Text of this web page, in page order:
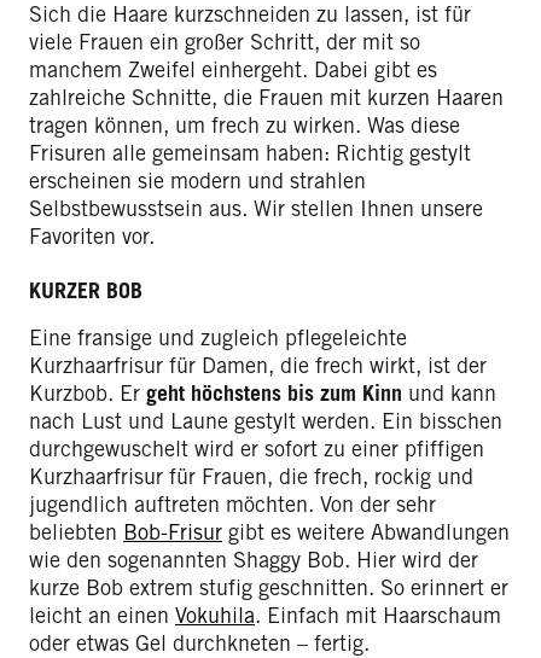
Sich die Haare kurzschneiden zu lassen, ist für
viele Frauen ein großer Schritt, der mit so
manchem Zweifel einhergeht. Dabei gibt es
zahlreiche Schnitte, die Frauen mit kurzen Haaren
tragen können, um frech zu wirken. Was diese
Frisuren alle gemeinsam haben: Richtig gestylt
erscheinen sie modern und strahlen
Selbstbewusstsein aus. Wir stellen Ihnen unsere
Favoriten vor.
KURZER BOB
Eine fransige und zugleich pflegeleichte
Kurzhaarfrisur für Damen, die frech wirkt, ist der
Kurzbob. Er geht höchstens bis zum Kinn und kann
nach Lust und Laune gestylt werden. Ein bisschen
durchgewuschelt wird er sofort zu einer pfiffigen
Kurzhaarfrisur für Frauen, die frech, rockig und
jugendlich auftreten möchten. Von der sehr
beliebten Bob-Frisur gibt es weitere Abwandlungen
wie den sogenannten Shaggy Bob. Hier wird der
kurze Bob extrem stufig geschnitten. So erinnert er
leicht an einen Vokuhila. Einfach mit Haarschaum
oder etwas Gel durchkneten – fertig.